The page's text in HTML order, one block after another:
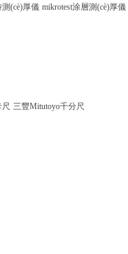
(cè)厚儀 mikrotest涂層測(cè)厚儀
三豐Mitutoyo千分尺